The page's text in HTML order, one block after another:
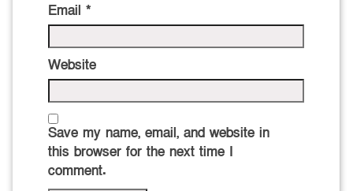
Email *
Website
Save my name, email, and website in
this browser for the next time I
comment.